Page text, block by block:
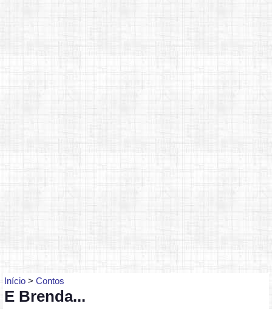
Início > Contos
E Brenda...